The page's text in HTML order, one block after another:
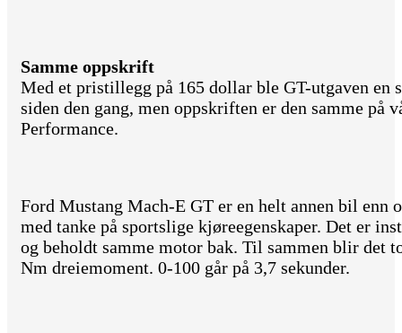
Samme oppskrift
Med et pristillegg på 165 dollar ble GT-utgaven en
siden den gang, men oppskriften er den samme på
Performance.
Ford Mustang Mach-E GT er en helt annen bil enn
med tanke på sportslige kjøreegenskaper. Det er
og beholdt samme motor bak. Til sammen blir det
Nm dreiemoment. 0-100 går på 3,7 sekunder.